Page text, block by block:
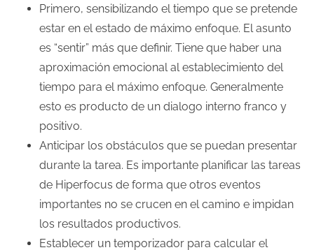
Primero, sensibilizando el tiempo que se pretende
estar en el estado de máximo enfoque. El asunto
es “sentir” más que definir. Tiene que haber una
aproximación emocional al establecimiento del
tiempo para el máximo enfoque. Generalmente
esto es producto de un dialogo interno franco y
positivo.
Anticipar los obstáculos que se puedan presentar
durante la tarea. Es importante planificar las tareas
de Hiperfocus de forma que otros eventos
importantes no se crucen en el camino e impidan
los resultados productivos.
Establecer un temporizador para calcular el